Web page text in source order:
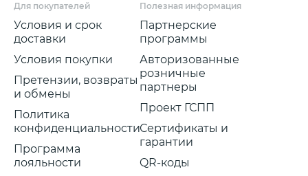
Для покупателей
Условия и срок
доставки
Условия покупки
Претензии, возвраты
и обмены
Политика
конфиденциальности
Программа
лояльности
Полезная информация
Партнерские
программы
Авторизованные
розничные
партнеры
Проект ГСПП
Сертификаты и
гарантии
QR-коды